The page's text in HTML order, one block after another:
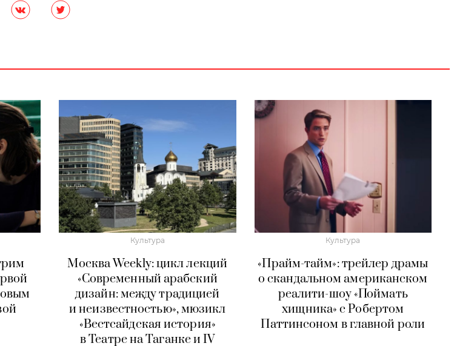
Культура
Москва Weekly: цикл лекций
«Современный арабский
дизайн: между традицией
и неизвестностью», мюзикл
«Вестсайдская история»
в Театре на Таганке и IV
Культура
«Прайм-тайм»: трейлер драмы
о скандальном американском
реалити-шоу «Поймать
хищника» с Робертом
Паттинсоном в главной роли